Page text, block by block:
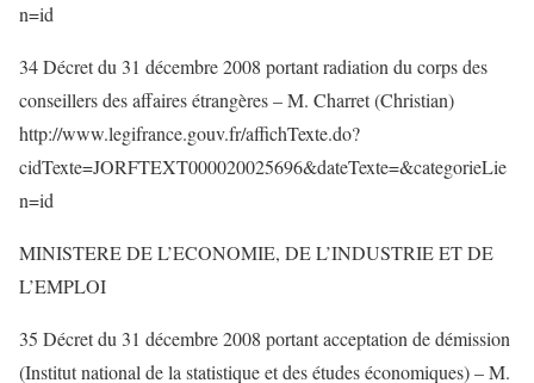
n=id
34 Décret du 31 décembre 2008 portant radiation du corps des
conseillers des affaires étrangères – M. Charret (Christian)
http://www.legifrance.gouv.fr/affichTexte.do?
cidTexte=JORFTEXT000020025696&dateTexte=&categorieLie
n=id
MINISTERE DE L’ECONOMIE, DE L’INDUSTRIE ET DE
L’EMPLOI
35 Décret du 31 décembre 2008 portant acceptation de démission
(Institut national de la statistique et des études économiques) – M.